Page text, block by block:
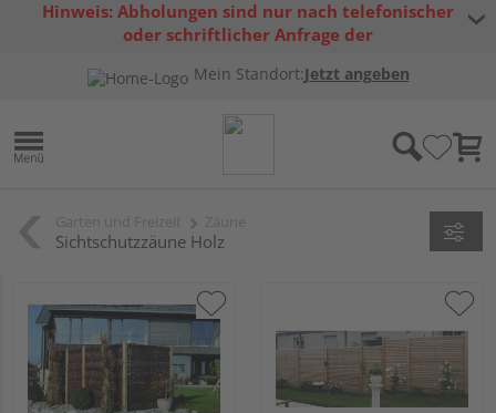
Hinweis: Abholungen sind nur nach telefonischer
oder schriftlicher Anfrage der
Mein Standort:Jetzt angeben
Sichtschutzzäune Holz